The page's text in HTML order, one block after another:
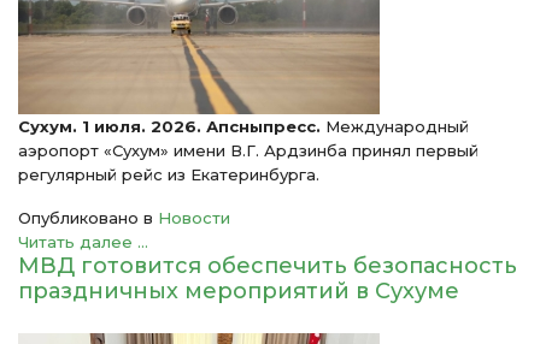
Сухум. 1 июля. 2026. Апсныпресс. Международный
аэропорт «Сухум» имени В.Г. Ардзинба принял первый
регулярный рейс из Екатеринбурга.
Опубликовано в Новости
Читать далее ...
МВД готовится обеспечить безопасность
праздничных мероприятий в Сухуме